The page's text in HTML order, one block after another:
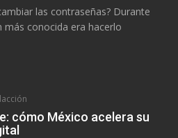
las contraseñas? Durante
más conocida era hacerlo
cómo México acelera su